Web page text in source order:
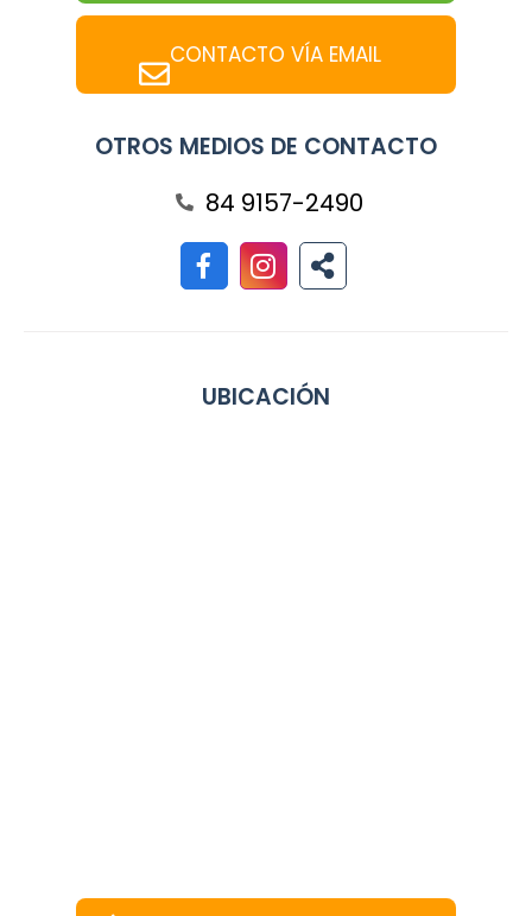
CONTACTO VÍA EMAIL
OTROS MEDIOS DE CONTACTO
84 9157-2490
UBICACIÓN